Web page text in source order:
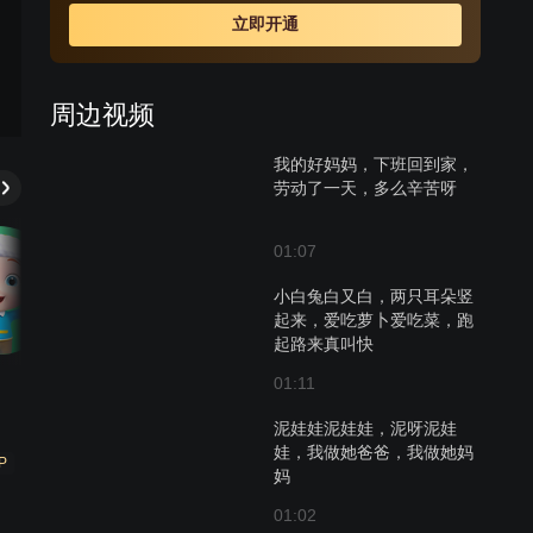
立即开通
周边视频
我的好妈妈，下班回到家，
劳动了一天，多么辛苦呀
01:07
小白兔白又白，两只耳朵竖
起来，爱吃萝卜爱吃菜，跑
起路来真叫快
01:11
泥娃娃泥娃娃，泥呀泥娃
娃，我做她爸爸，我做她妈
妈
01:02